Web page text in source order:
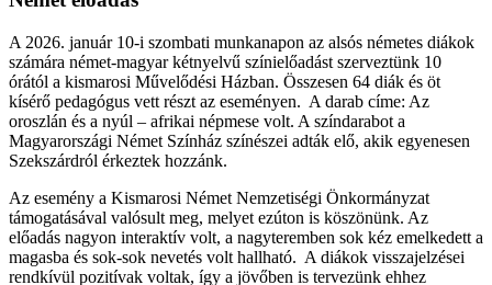
A 2026. január 10-i szombati munkanapon az alsós németes diákok
számára német-magyar kétnyelvű színielőadást szerveztünk 10
órától a kismarosi Művelődési Házban. Összesen 64 diák és öt
kísérő pedagógus vett részt az eseményen. A darab címe: Az
oroszlán és a nyúl – afrikai népmese volt. A színdarabot a
Magyarországi Német Színház színészei adták elő, akik egyenesen
Szekszárdról érkeztek hozzánk.
Az esemény a Kismarosi Német Nemzetiségi Önkormányzat
támogatásával valósult meg, melyet ezúton is köszönünk. Az
előadás nagyon interaktív volt, a nagyteremben sok kéz emelkedett a
magasba és sok-sok nevetés volt hallható. A diákok visszajelzései
rendkívül pozitívak voltak, így a jövőben is tervezünk ehhez